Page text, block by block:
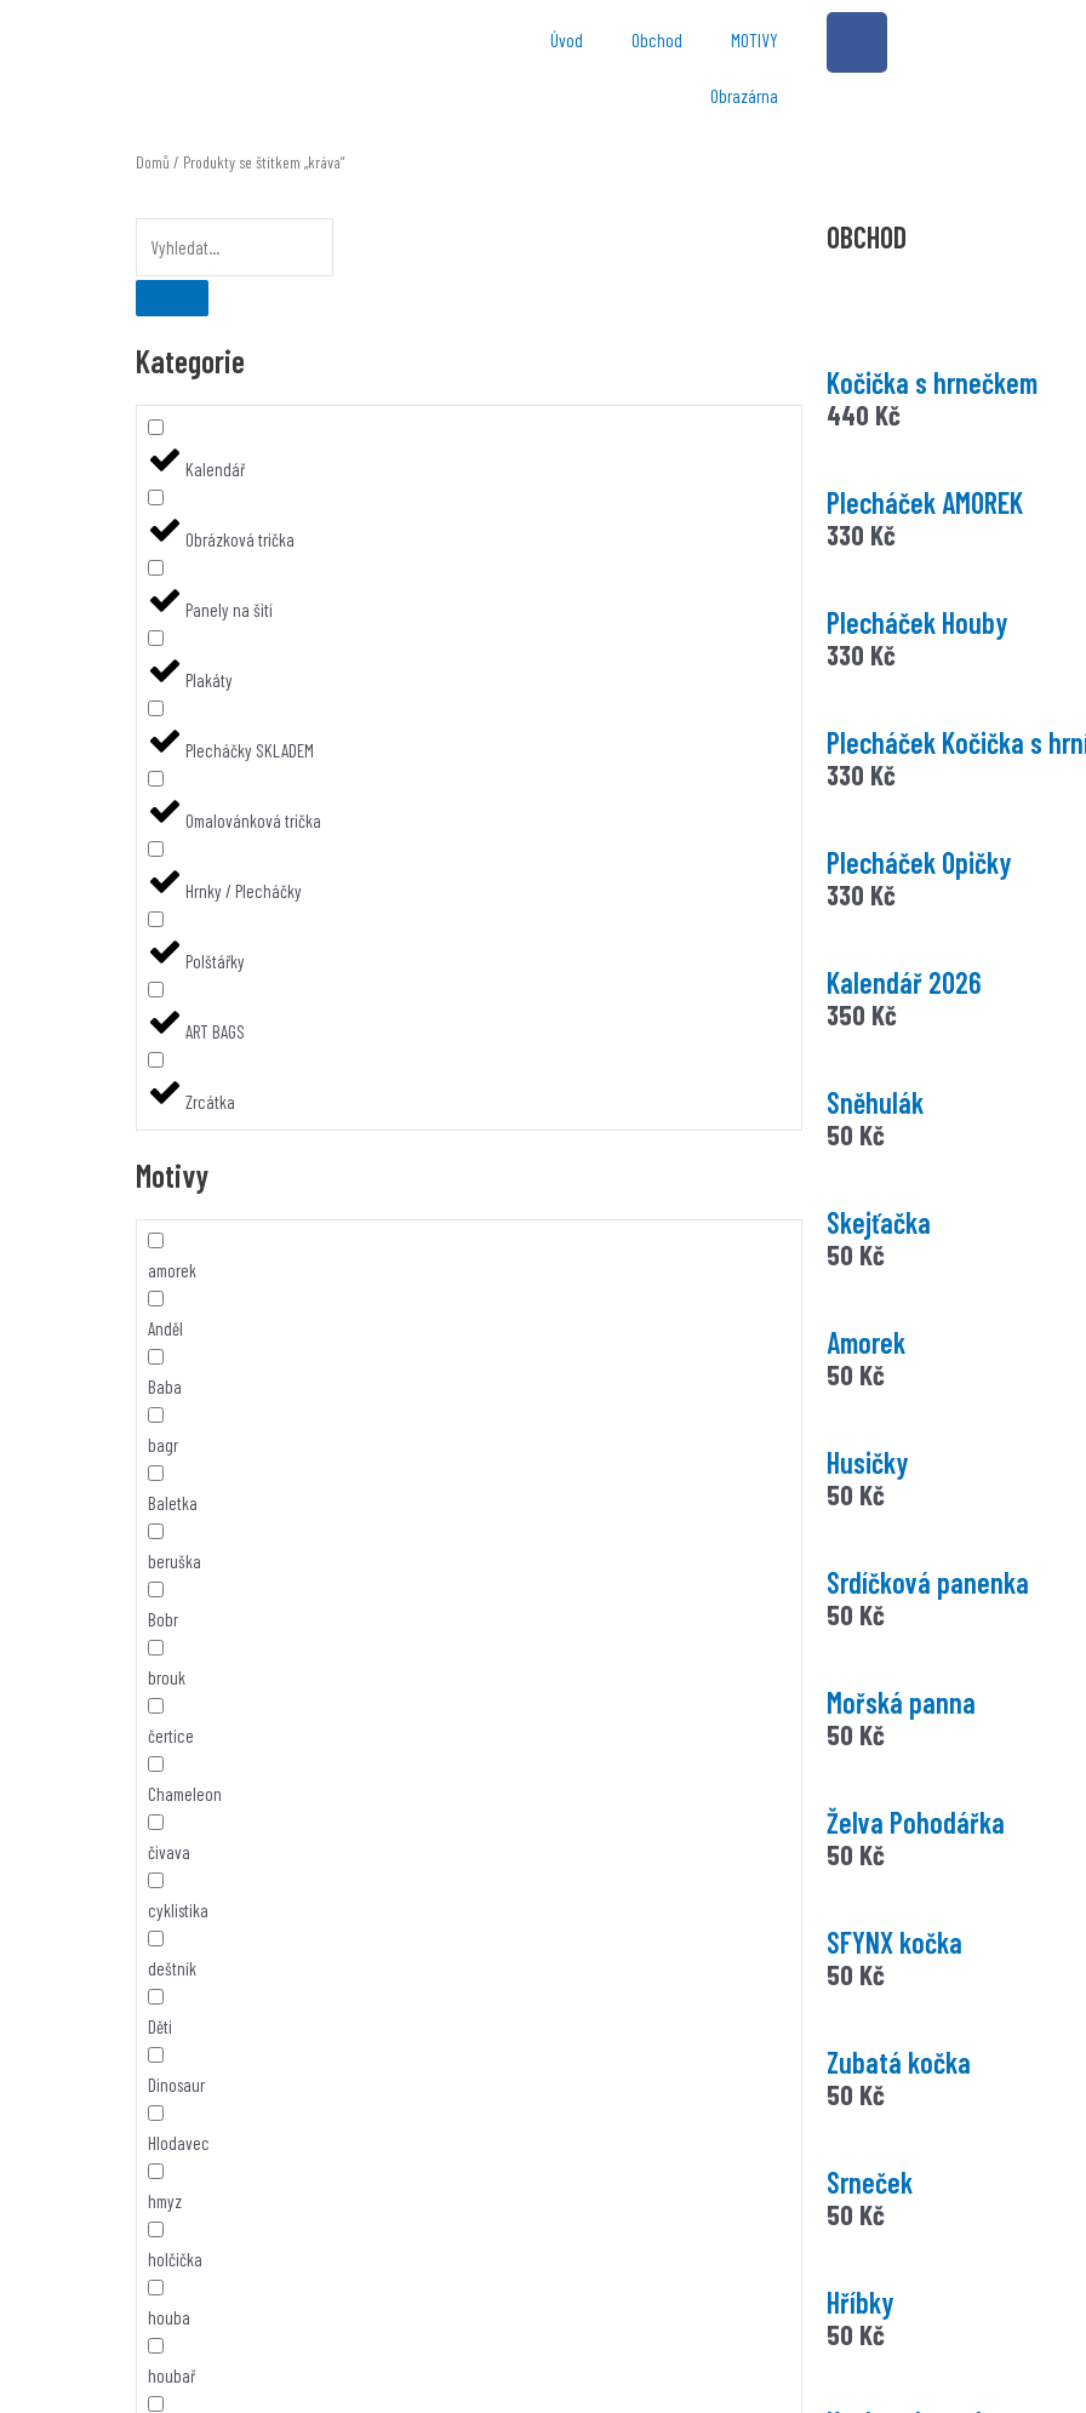
Úvod Obchod MOTIVY
Obrazárna
k
Domů / Produkty se štítkem „kráva“
Kategorie
Kalendář
Obrázková trička
Panely na šití
Plakáty
Plecháčky SKLADEM
Omalovánková trička
Hrnky / Plecháčky
Polštářky
ART BAGS
Zrcátka
Motivy
amorek
Anděl
Baba
bagr
Baletka
beruška
Bobr
brouk
čertice
Chameleon
čivava
cyklistika
deštník
Děti
Dinosaur
Hlodavec
hmyz
holčička
houba
houbař
OBCHOD
Kočička s hrnečkem
440 Kč
Plecháček AMOREK
330 Kč
Plecháček Houby
330 Kč
Plecháček Kočička s
330 Kč
Plecháček Opičky
330 Kč
Kalendář 2026
350 Kč
Sněhulák
50 Kč
Skejťačka
50 Kč
Amorek
50 Kč
Husičky
50 Kč
Srdíčková panenka
50 Kč
Mořská panna
50 Kč
Želva Pohodářka
50 Kč
SFYNX kočka
50 Kč
Zubatá kočka
50 Kč
Srneček
50 Kč
Hříbky
50 Kč